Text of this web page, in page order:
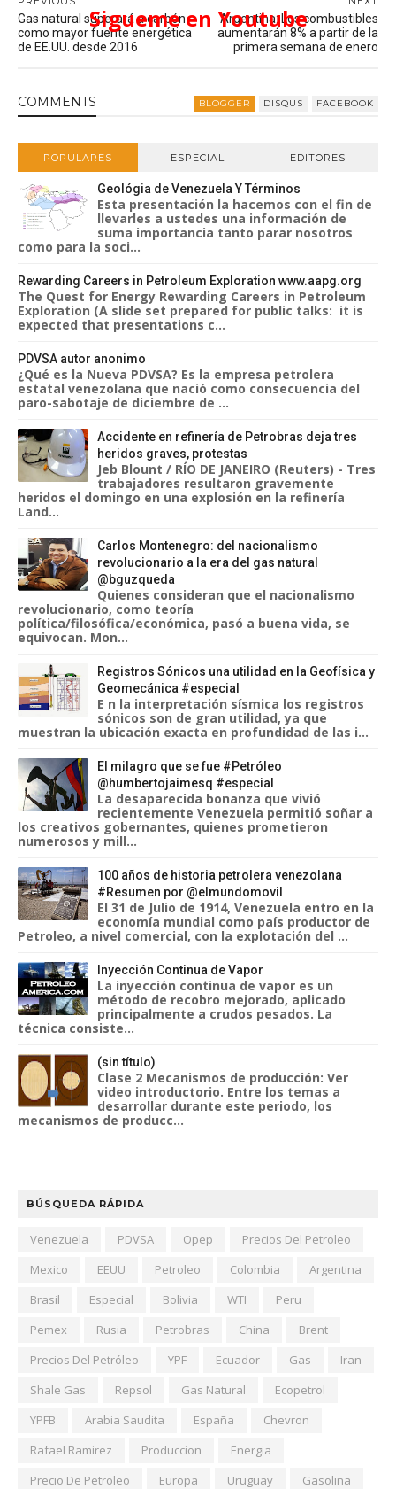
Sigueme en Youtube
Argentina: Los combustibles
aumentarán 8% a partir de la
primera semana de enero
Gas natural superará a carbón
como mayor fuente energética
de EE.UU. desde 2016
COMMENTS BLOGGER DISQUS FACEBOOK
POPULARES ESPECIAL EDITORES
Geológia de Venezuela Y Términos
Esta presentación la hacemos con el fin de
llevarles a ustedes una información de
suma importancia tanto parar nosotros
como para la soci...
Rewarding Careers in Petroleum Exploration www.aapg.org
The Quest for Energy Rewarding Careers in Petroleum
Exploration (A slide set prepared for public talks: it is
expected that presentations c...
PDVSA autor anonimo
¿Qué es la Nueva PDVSA? Es la empresa petrolera
estatal venezolana que nació como consecuencia del
paro-sabotaje de diciembre de ...
Accidente en refinería de Petrobras deja tres
heridos graves, protestas
Jeb Blount / RÍO DE JANEIRO (Reuters) - Tres
trabajadores resultaron gravemente
heridos el domingo en una explosión en la refinería
Land...
Carlos Montenegro: del nacionalismo
revolucionario a la era del gas natural
@bguzqueda
Quienes consideran que el nacionalismo
revolucionario, como teoría
política/filosófica/económica, pasó a buena vida, se
equivocan. Mon...
Registros Sónicos una utilidad en la Geofísica y
Geomecánica #especial
E n la interpretación sísmica los registros
sónicos son de gran utilidad, ya que
muestran la ubicación exacta en profundidad de las i...
El milagro que se fue #Petróleo
@humbertojaimesq #especial
La desaparecida bonanza que vivió
recientemente Venezuela permitió soñar a
los creativos gobernantes, quienes prometieron
numerosos y mill...
100 años de historia petrolera venezolana
#Resumen por @elmundomovil
El 31 de Julio de 1914, Venezuela entro en la
economía mundial como país productor de
Petroleo, a nivel comercial, con la explotación del ...
Inyección Continua de Vapor
La inyección continua de vapor es un
método de recobro mejorado, aplicado
principalmente a crudos pesados. La
técnica consiste...
(sin título)
Clase 2 Mecanismos de producción: Ver
video introductorio. Entre los temas a
desarrollar durante este periodo, los
mecanismos de producc...
BÚSQUEDA RÁPIDA
Venezuela PDVSA Opep
Precios Del Petroleo
Mexico
EEUU Petroleo Colombia
Argentina
Brasil
Especial Bolivia WTI
Peru
Pemex
Rusia Petrobras China
Brent
Precios Del Petróleo
YPF Ecuador Gas
Iran
Shale Gas
Repsol Gas Natural
Ecopetrol
YPFB
Arabia Saudita España
Chevron
Rafael Ramirez
Produccion
Energia
Precio De Petroleo
Europa Uruguay
Gasolina